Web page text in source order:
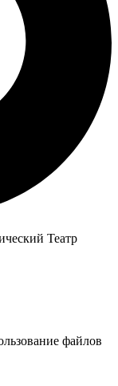
Театр
файлов